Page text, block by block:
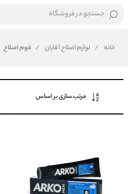
جستجو در فروشگاه
خانه / لوازم اصلاح آقایان / فوم اصلاح
مرتب سازی بر اساس